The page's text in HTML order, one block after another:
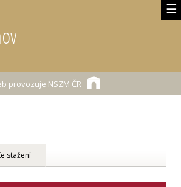
☰
provozuje NSZM ČR
stažení